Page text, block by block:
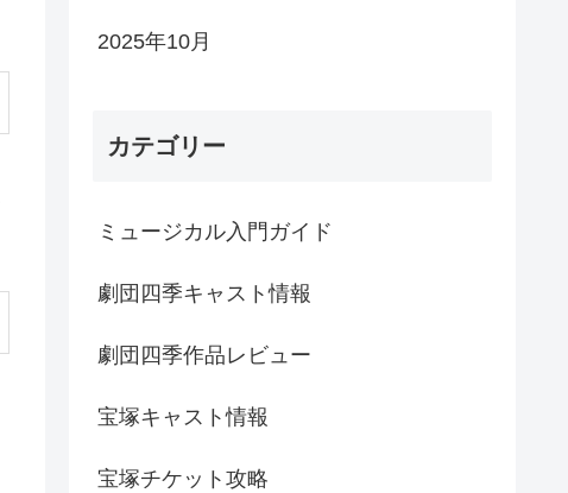
2025年10月
カテゴリー
ミュージカル入門ガイド
劇団四季キャスト情報
劇団四季作品レビュー
宝塚キャスト情報
宝塚チケット攻略